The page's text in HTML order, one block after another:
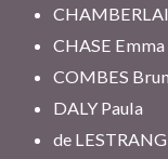
CHASE Emma
COMBES
DALY Paula
de